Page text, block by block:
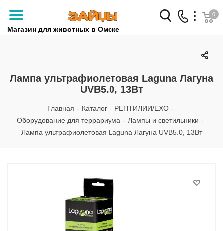
Магазин для животных в Омске
Заказать звонок
+7 (3812) 79-04-04
+7 (950) 959-88-32
0
Лампа ультрафиолетовая Laguna Лагуна
UVB5.0, 13Вт
Главная - Каталог - РЕПТИЛИИ/EXO -
Оборудование для террариума - Лампы и светильники -
Лампа ультрафиолетовая Laguna Лагуна UVB5.0, 13Вт